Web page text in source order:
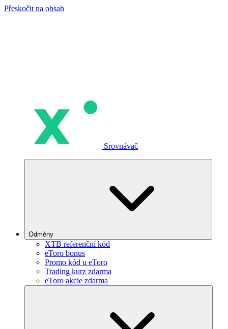
Přeskočit na obsah
Srovnávač
Odměny
XTB referenční kód
eToro bonus
Promo kód u eToro
Trading kurz zdarma
eToro akcie zdarma